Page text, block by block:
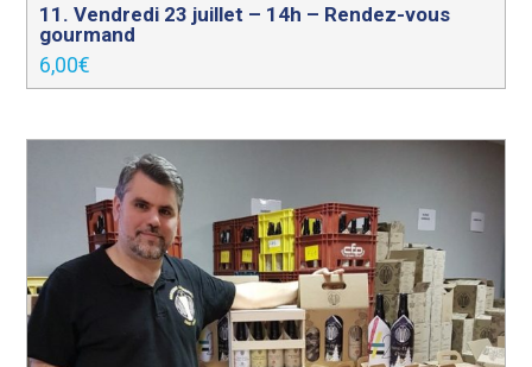
11. Vendredi 23 juillet – 14h – Rendez-vous
gourmand
6,00€